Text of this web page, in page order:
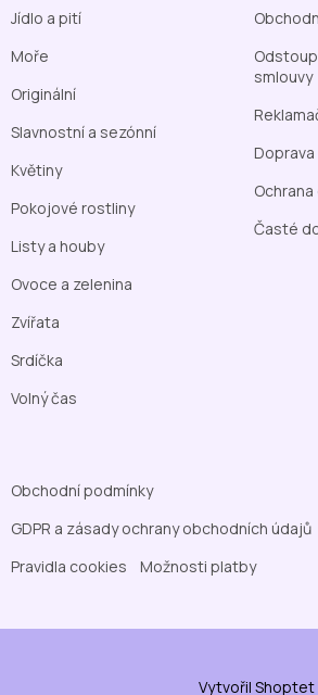
Jídlo a pití
Moře
Originální
Slavnostní a sezónní
Květiny
Pokojové rostliny
Listy a houby
Ovoce a zelenina
Zvířata
Srdíčka
Volný čas
smlouvy
Časté
Obchodní podmínky
GDPR a zásady ochrany obchodních údajů
Pravidla cookies
Možnosti platby
Vytvořil Shoptet